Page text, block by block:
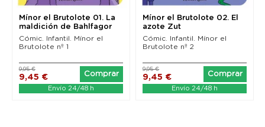
Mínor el Brutolote 01. La
maldición de Bahlfagor
Cómic. Infantil. Mínor el
Brutolote nº 1
9,45 €
9,95 €
Comprar
Envío 24/48 h
Mínor el Brutolote 02. El
azote Zut
Cómic. Infantil. Mínor el
Brutolote nº 2
9,45 €
9,95 €
Comprar
Envío 24/48 h